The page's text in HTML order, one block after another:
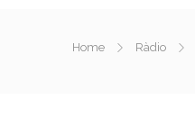
Home Ràdio